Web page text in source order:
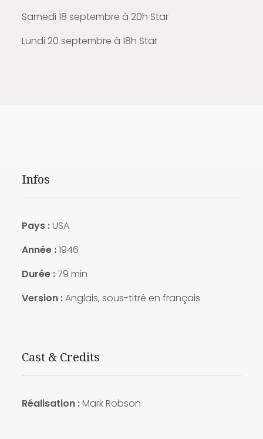
Samedi 18 septembre à 20h Star
Lundi 20 septembre à 18h Star
Infos
Pays :USA
Année :1946
Durée :79 min
Version :Anglais, sous-titré en français
Cast & Credits
Réalisation :Mark Robson